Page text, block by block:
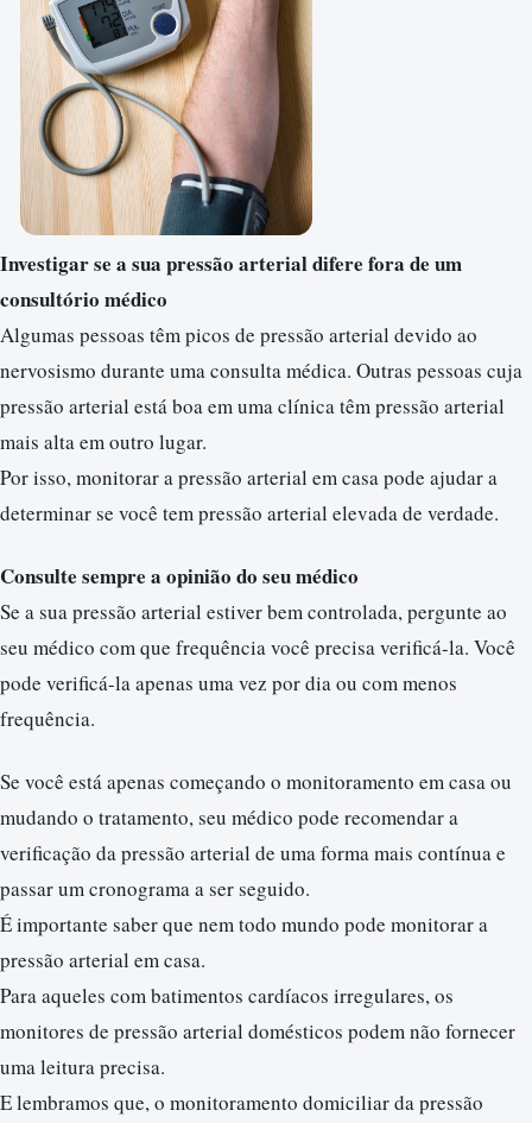
Investigar se a sua pressão arterial difere fora de um
consultório médico
Algumas pessoas têm picos de pressão arterial devido ao
nervosismo durante uma consulta médica. Outras pessoas cuja
pressão arterial está boa em uma clínica têm pressão arterial
mais alta em outro lugar.
Por isso, monitorar a pressão arterial em casa pode ajudar a
determinar se você tem pressão arterial elevada de verdade.
Consulte sempre a opinião do seu médico
Se a sua pressão arterial estiver bem controlada, pergunte ao
seu médico com que frequência você precisa verificá-la. Você
pode verificá-la apenas uma vez por dia ou com menos
frequência.
Se você está apenas começando o monitoramento em casa ou
mudando o tratamento, seu médico pode recomendar a
verificação da pressão arterial de uma forma mais contínua e
passar um cronograma a ser seguido.
É importante saber que nem todo mundo pode monitorar a
pressão arterial em casa.
Para aqueles com batimentos cardíacos irregulares, os
monitores de pressão arterial domésticos podem não fornecer
uma leitura precisa.
E lembramos que, o monitoramento domiciliar da pressão